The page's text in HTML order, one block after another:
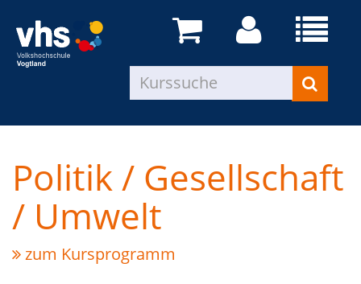
Politik / Gesellschaft
/ Umwelt
zum Kursprogramm